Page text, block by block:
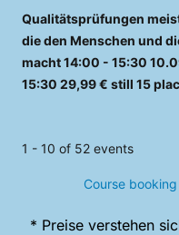
Qualitätsprüfungen
die den Menschen und
macht14:00 - 15:30
15:30 29,99 € still 15
1 - 10 of 52 events
Course
* Preise verstehen